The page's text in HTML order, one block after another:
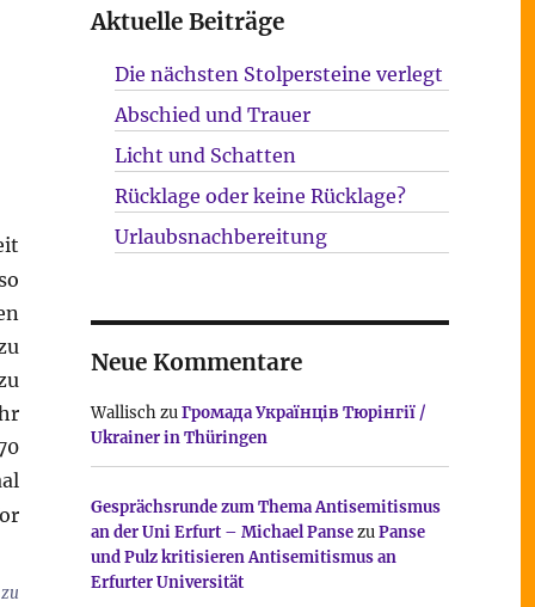
Aktuelle Beiträge
Die nächsten Stolpersteine verlegt
Abschied und Trauer
Licht und Schatten
Rücklage oder keine Rücklage?
Urlaubsnachbereitung
Neue Kommentare
WallischzuГромада Українців Тюрінгії /
Ukrainer in Thüringen
Gesprächsrunde zum Thema Antisemitismus
an der Uni Erfurt – Michael PansezuPanse
und Pulz kritisieren Antisemitismus an
Erfurter Universität